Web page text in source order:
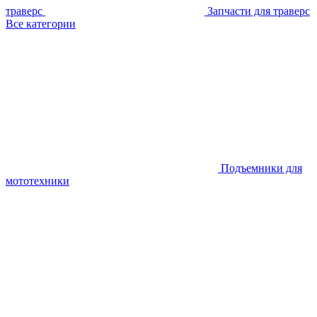
траверс
Запчасти для траверс
Все категории
Подъемники для
мототехники